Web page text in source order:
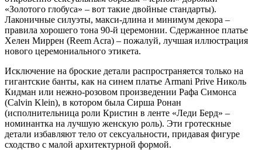
«Золотого глобуса» – вот такие двойные стандарты).
Лаконичные силуэты, макси-длина и минимум декора –
правила хорошего тона 90-й церемонии. Сдержанное платье
Хелен Миррен (Reem Acra) – пожалуй, лучшая иллюстрация
нового церемониального этикета.
Исключение на броские детали распространяется только на
гигантские банты, как на синем платье Armani Prive Николь
Кидман или нежно-розовом произведении Рафа Симонса
(Calvin Klein), в котором была Сирша Ронан
(исполнительница роли Кристин в ленте «Леди Берд» –
номинантка на лучшую женскую роль). Эти гротескные
детали избавляют тело от сексуальности, придавая фигуре
сходство с малой архитектурной формой.